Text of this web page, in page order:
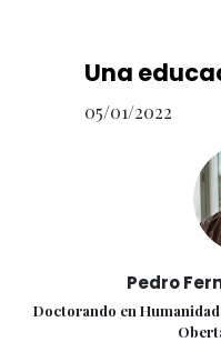
Una
05/01/2022
Pedro
Doctorando en